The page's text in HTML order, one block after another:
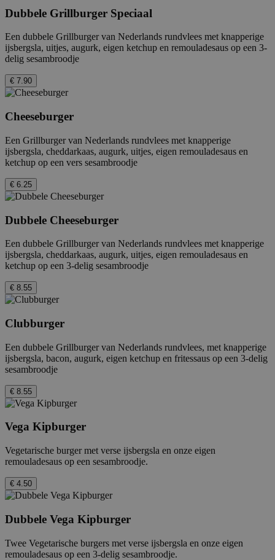
Dubbele Grillburger Speciaal
Een dubbele Grillburger van Nederlands rundvlees met knapperige
ijsbergsla, uitjes, augurk, eigen ketchup en remouladesaus op een 3-
delig sesambroodje
€ 7.90
Cheeseburger
Een Grillburger van Nederlands rundvlees met knapperige
ijsbergsla, cheddarkaas, augurk, uitjes, eigen remouladesaus en
ketchup op een vers sesambroodje
€ 6.25
Dubbele Cheeseburger
Een dubbele Grillburger van Nederlands rundvlees met knapperige
ijsbergsla, cheddarkaas, augurk, uitjes, eigen remouladesaus en
ketchup op een 3-delig sesambroodje
€ 8.55
Clubburger
Een dubbele Grillburger van Nederlands rundvlees, met knapperige
ijsbergsla, bacon, augurk, eigen ketchup en fritessaus op een 3-delig
sesambroodje
€ 8.55
Vega Kipburger
Vegetarische burger met verse ijsbergsla en onze eigen
remouladesaus op een sesambroodje.
€ 4.50
Dubbele Vega Kipburger
Twee Vegetarische burgers met verse ijsbergsla en onze eigen
remouladesaus op een 3-delig sesambroodje.